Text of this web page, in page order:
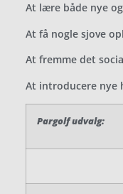
At lære både nye
At få nogle sjove
At fremme det
At introducere nye
Pargolf udvalg: